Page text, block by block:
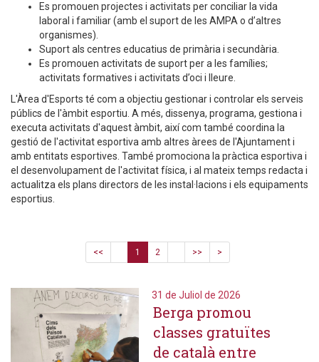
Es promouen projectes i activitats per conciliar la vida
laboral i familiar (amb el suport de les AMPA o d’altres
organismes).
Suport als centres educatius de primària i secundària.
Es promouen activitats de suport per a les famílies;
activitats formatives i activitats d’oci i lleure.
L'Àrea d'Esports té com a objectiu gestionar i controlar els serveis
públics de l'àmbit esportiu. A més, dissenya, programa, gestiona i
executa activitats d'aquest àmbit, així com també coordina la
gestió de l'activitat esportiva amb altres àrees de l'Ajuntament i
amb entitats esportives. També promociona la pràctica esportiva i
el desenvolupament de l'activitat física, i al mateix temps redacta i
actualitza els plans directors de les instal·lacions i els equipaments
esportius.
<< 1 2 >> >
31 de Juliol de 2026
Berga promou
classes gratuïtes
de català entre